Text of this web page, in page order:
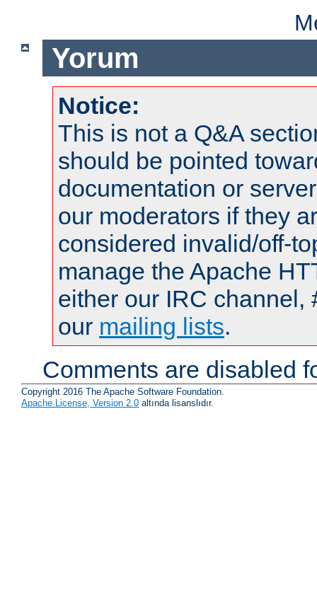
Yorum
Notice:
This is not a Q&A
should be pointed
documentation or
our moderators if they
considered invalid/off-
manage the Apache
either our IRC channel,
our mailing lists.
Comments are disabled
Copyright 2016 The Apache Software Foundation.
Apache License, Version 2.0 altında lisanslıdır.